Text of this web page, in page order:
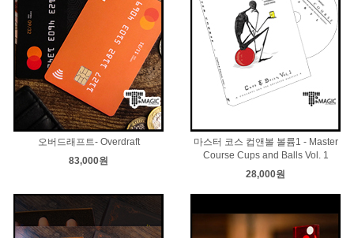
오버드래프트- Overdraft
83,000원
마스터 코스 컵앤볼 볼륨1 - Master
Course Cups and Balls Vol. 1
28,000원